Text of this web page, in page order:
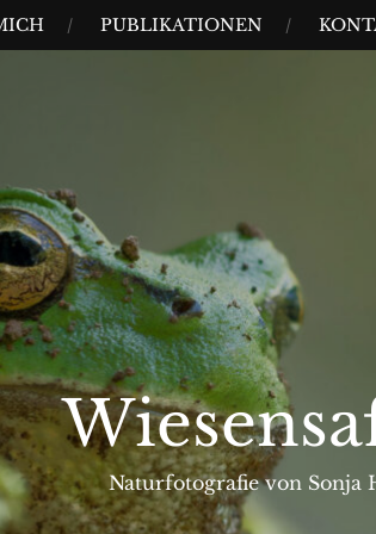
PUBLIKATIONEN
Naturfotografie von Sonja